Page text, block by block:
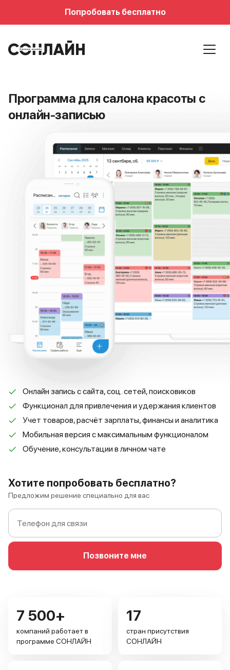
Попробовать бесплатно
Программа для салона красоты с
онлайн-записью
Онлайн запись с сайта, соц. сетей, поисковиков
Функционал для привлечения и удержания клиентов
Учет товаров, расчёт зарплаты, финансы и аналитика
Мобильная версия с максимальным функционалом
Обучение, консультации в личном чате
Хотите попробовать бесплатно?
Предложим решение специально для вас
Позвоните мне
7 500+
компаний работает в
программе СОНЛАЙН
17
стран присутствия
СОНЛАЙН